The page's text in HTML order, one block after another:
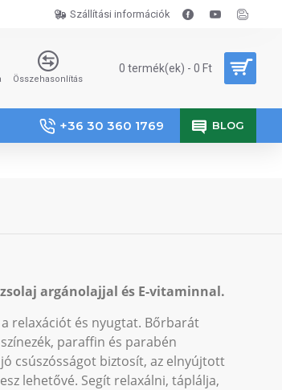
Szállítási információk
Összehasonlítás
0 termék(ek) - 0 Ft
+36 30 360 1769 BLOG
argánolajjal és E-vitaminnal.
relaxációt és nyugtat. Bőrbarát
paraffin és parabén
csúszósságot biztosít, az elnyújtott
lehetővé. Segít relaxálni, táplálja,